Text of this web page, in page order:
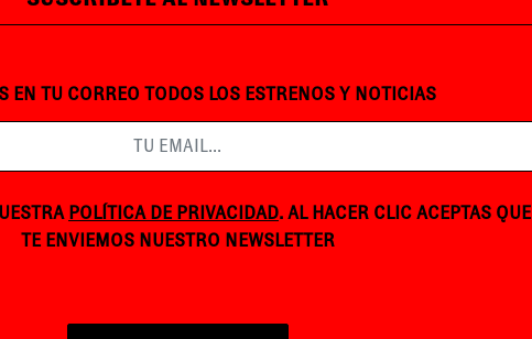
EN TU CORREO TODOS LOS ESTRENOS Y NOTICIAS
POLÍTICA DE PRIVACIDAD. AL HACER CLIC ACEPTAS QUE
TE ENVIEMOS NUESTRO NEWSLETTER